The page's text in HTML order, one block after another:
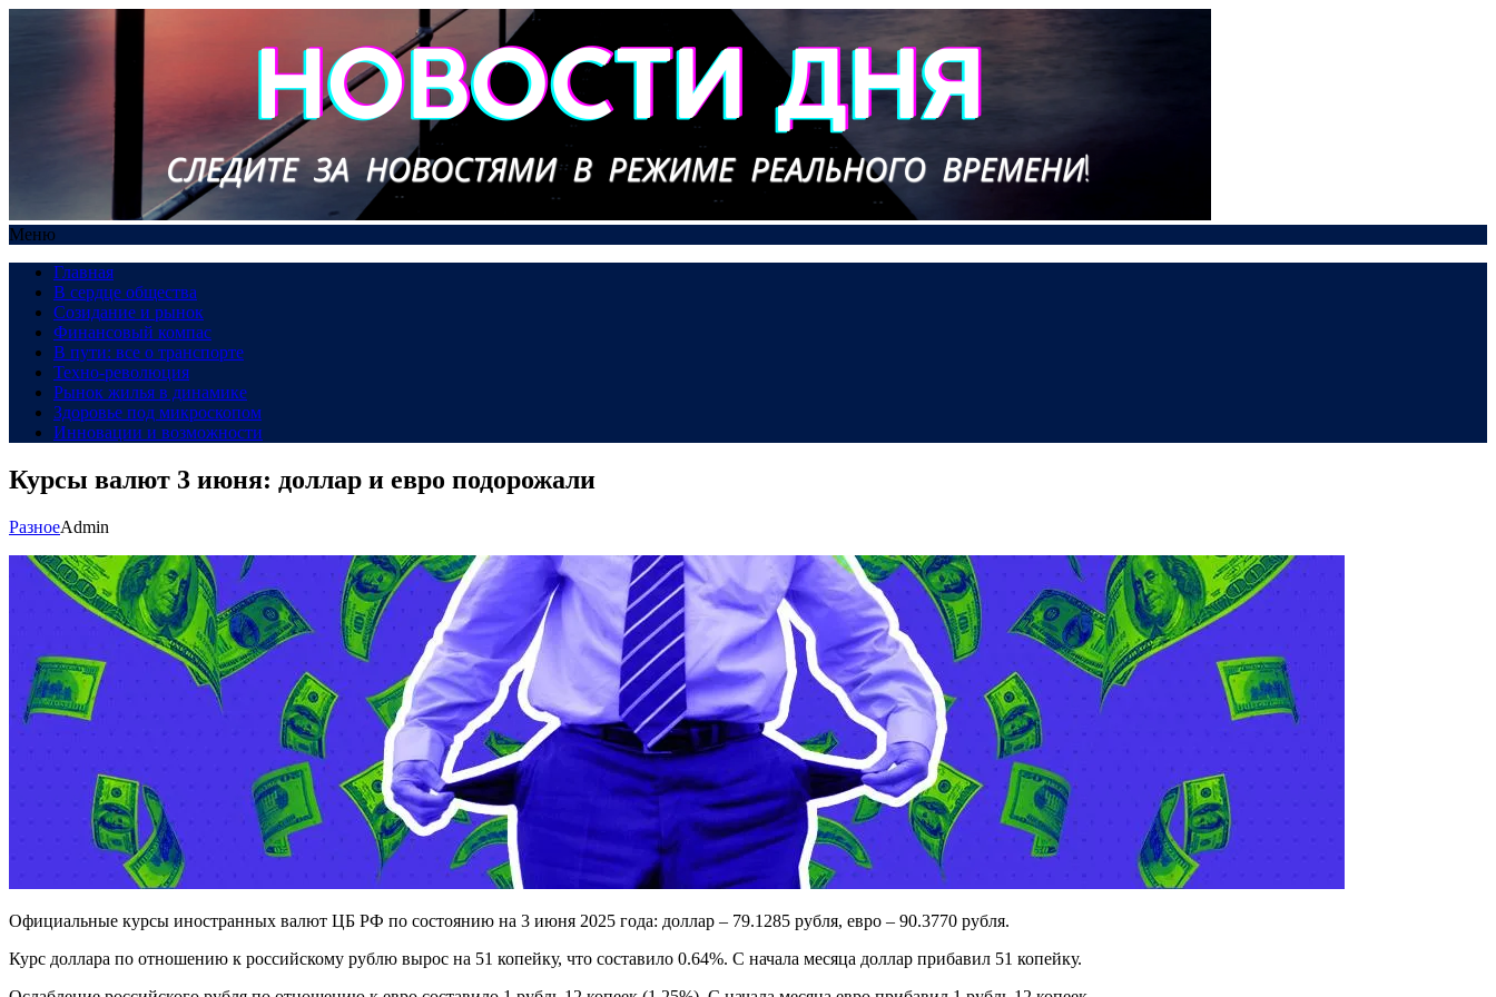
Меню
Главная
В сердце общества
Созидание и рынок
Финансовый компас
В пути: все о транспорте
Техно-революция
Рынок жилья в динамике
Здоровье под микроскопом
Инновации и возможности
Курсы валют 3 июня: доллар и евро подорожали
РазноеAdmin
Официальные курсы иностранных валют ЦБ РФ по состоянию на 3 июня 2025 года: доллар – 79.1285 рубля, евро – 90.3770 рубля.
Курс доллара по отношению к российскому рублю вырос на 51 копейку, что составило 0.64%. С начала месяца доллар прибавил 51 копейку.